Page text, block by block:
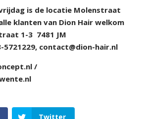
is de locatie Molenstraat
klanten van Dion Hair welkom
1-3 7481 JM
5721229, contact@dion-hair.nl
/
Twitter